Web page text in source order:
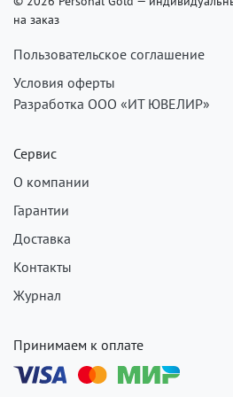
на заказ
Пользовательское соглашение
Условия оферты
Разработка ООО «ИТ ЮВЕЛИР»
Сервис
О компании
Гарантии
Доставка
Контакты
Журнал
Принимаем к оплате